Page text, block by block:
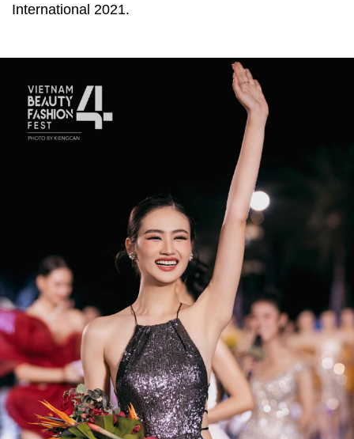
International 2021.